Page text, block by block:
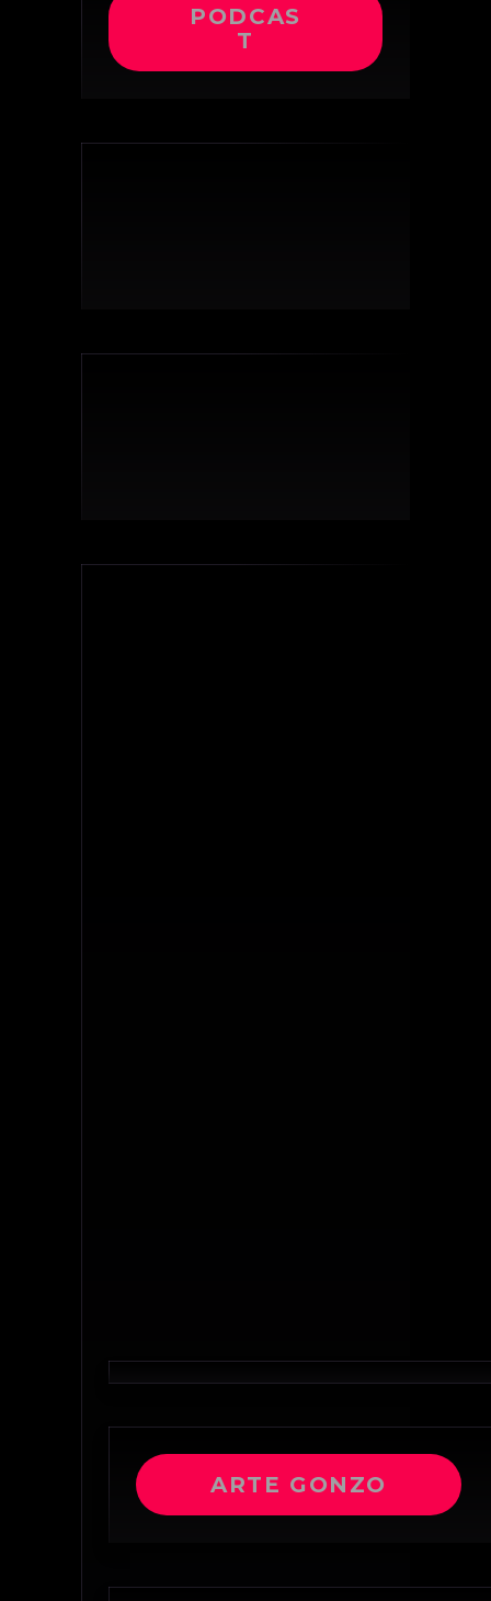
PODCAS
T
ARTE GONZO